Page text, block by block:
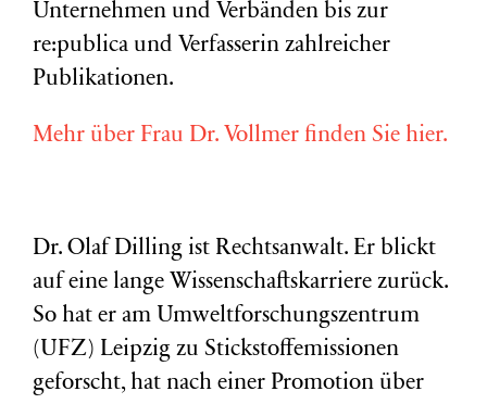
Unternehmen und Verbänden bis zur
re:publica und Verfasserin zahlreicher
Publikationen.
Mehr über Frau Dr. Vollmer finden Sie hier.
Dr. Olaf Dilling ist Rechtsanwalt. Er blickt
auf eine lange Wissenschaftskarriere zurück.
So hat er am Umweltforschungszentrum
(UFZ) Leipzig zu Stickstoffemissionen
geforscht, hat nach einer Promotion über